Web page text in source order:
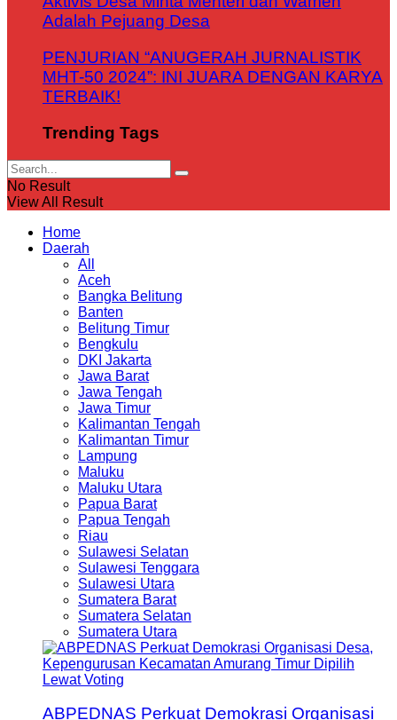
Adalah Pejuang Desa
PENJURIAN “ANUGERAH JURNALISTIK
MHT-50 2024”: INI JUARA DENGAN KARYA
TERBAIK!
Trending Tags
No Result
View All Result
Home
Daerah
All
Aceh
Bangka Belitung
Banten
Belitung Timur
Bengkulu
DKI Jakarta
Jawa Barat
Jawa Tengah
Jawa Timur
Kalimantan Tengah
Kalimantan Timur
Lampung
Maluku
Maluku Utara
Papua Barat
Papua Tengah
Riau
Sulawesi Selatan
Sulawesi Tenggara
Sulawesi Utara
Sumatera Barat
Sumatera Selatan
Sumatera Utara
ABPEDNAS Perkuat Demokrasi Organisasi